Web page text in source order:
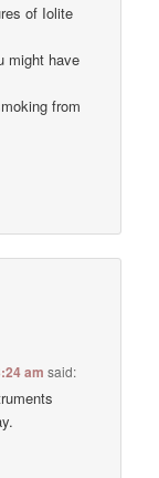
of Iolite
might have
from
am said: